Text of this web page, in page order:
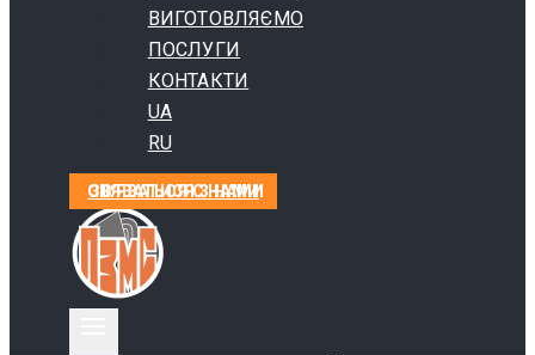
ВИГОТОВЛЯЄМО
ПОСЛУГИ
КОНТАКТИ
UA
RU
СВЯЗАТЬСЯ С НАМИ